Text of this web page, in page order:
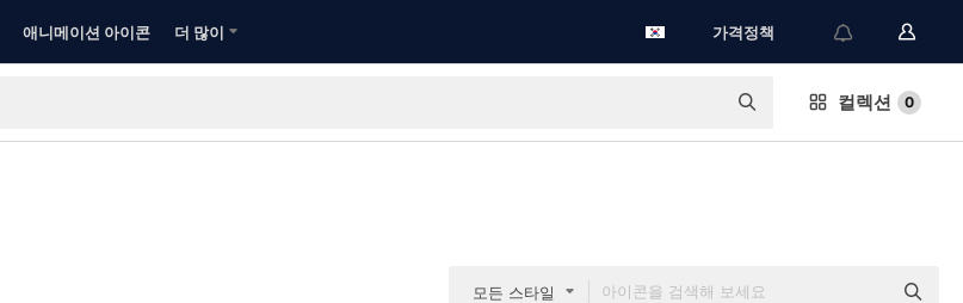
애니메이션 아이콘 더 많이 가격정책
컬렉션 0
모든 스타일